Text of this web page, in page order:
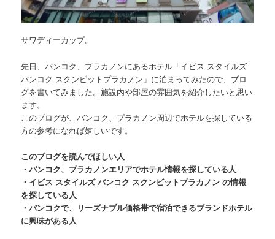
サワディーカップ。
先日、バンコク、プラカノンにあるホテル「イビス スタイルズ
バンコク スクンビットプラカノン」 に泊まってみたので、ブロ
グを書いてみました。施設内や部屋の雰囲気を紹介したいと思い
ます。
このブログが、バンコク、プラカノン周辺でホテルを探している
方の参考になれば嬉しいです。
このブログを読んでほしい人
・バンコク、プラカノンエリアでホテル情報を探している人
・イビス スタイルズ バンコク スクンビットプラカノン の情報
を探している人
・バンコクで、リーズナブル価格帯で宿泊できるブランドホテル
に興味がある人